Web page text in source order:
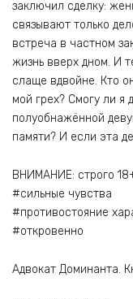
заключил сделку:
связывают только
встреча в частном
жизнь вверх дном. И
слаще вдвойне. Кто
мой грех? Смогу ли я
полуобнажённой
памяти? И если эта
ВНИМАНИЕ: строго
#сильные чувства
#противостояние
#откровенно
Адвокат Доминанта.